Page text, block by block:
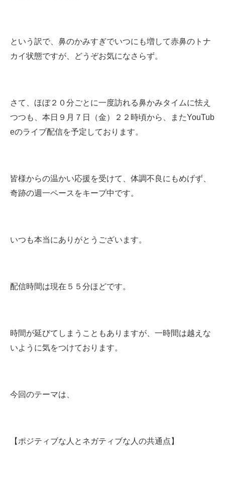
という訳で、鼻のかみすぎでいつにも増して赤鼻のトナ
カイ状態ですが、どうぞお気になさらず。
さて、ほぼ２０分ごとに一度訪れる鼻かみタイムに怯え
つつも、本日９月７日（金）２２時頃から、またYouTub
eのライブ配信を予定しております。
皆様からの温かい応援を受けて、体調不良にもめげず、
奇跡の週一ペースをキープ中です。
いつも本当にありがとうございます。
配信時間は現在５５分ほどです。
時間が延びてしまうこともありますが、一時間は越えな
いように気をつけております。
今回のテーマは、
【ポジティブな人とネガティブな人の共通点】